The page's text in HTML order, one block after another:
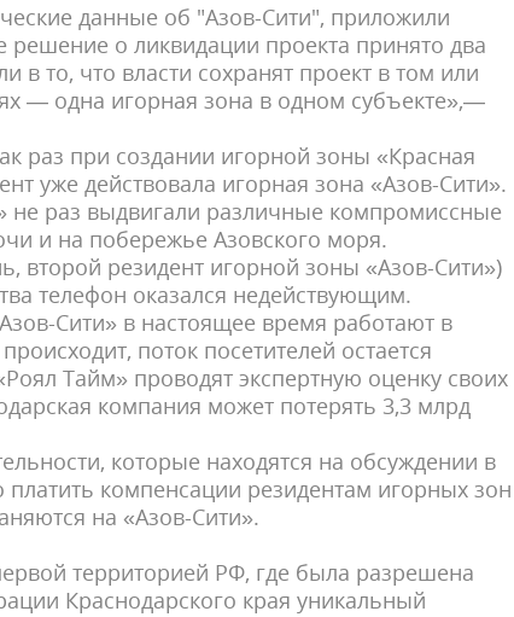
данные об "Азов-Сити", приложили
о ликвидации проекта принято два
в то, что власти сохранят проект в том или
— одна игорная зона в одном субъекте»,—
раз при создании игорной зоны «Красная
уже действовала игорная зона «Азов-Сити».
не раз выдвигали различные компромиссные
и на побережье Азовского моря.
второй резидент игорной зоны «Азов-Сити»)
телефон оказался недействующим.
Сити» в настоящее время работают в
поток посетителей остается
Тайм» проводят экспертную оценку своих
компания может потерять 3,3 млрд
которые находятся на обсуждении в
платить компенсации резидентам игорных зон
на «Азов-Сити».
территорией РФ, где была разрешена
Краснодарского края уникальный